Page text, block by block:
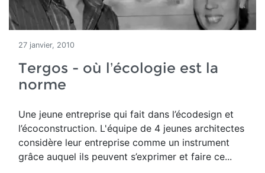
27 janvier, 2010
Tergos - où l’écologie est la
norme
Une jeune entreprise qui fait dans l’écodesign et
l’écoconstruction. L'équipe de 4 jeunes architectes
considère leur entreprise comme un instrument
grâce auquel ils peuvent s’exprimer et faire ce...